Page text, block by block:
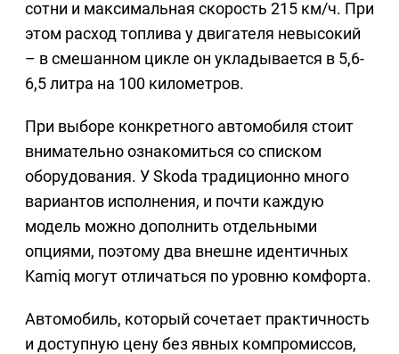
сотни и максимальная скорость 215 км/ч. При
этом расход топлива у двигателя невысокий
– в смешанном цикле он укладывается в 5,6-
6,5 литра на 100 километров.
При выборе конкретного автомобиля стоит
внимательно ознакомиться со списком
оборудования. У Skoda традиционно много
вариантов исполнения, и почти каждую
модель можно дополнить отдельными
опциями, поэтому два внешне идентичных
Kamiq могут отличаться по уровню комфорта.
Автомобиль, который сочетает практичность
и доступную цену без явных компромиссов,